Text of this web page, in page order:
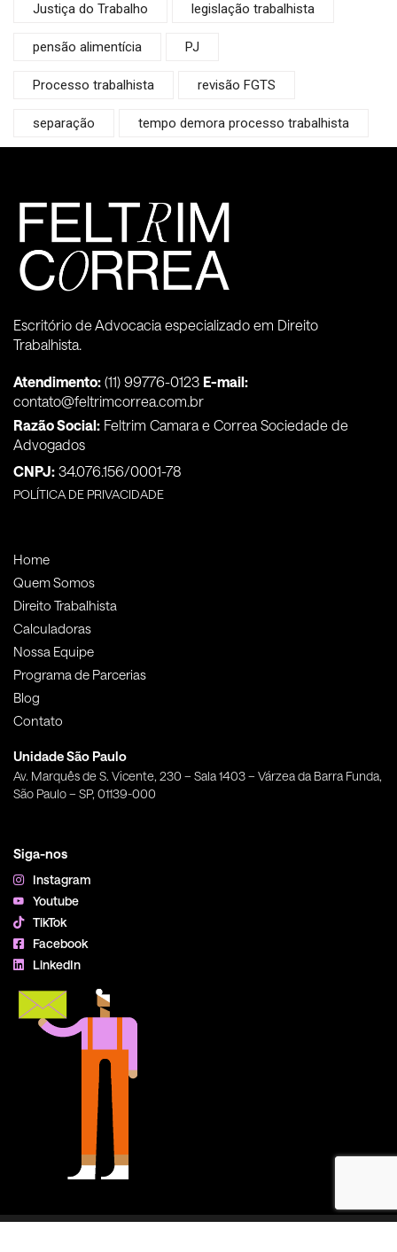
Justiça do Trabalho legislação trabalhista
pensão alimentícia PJ
Processo trabalhista revisão FGTS
separação tempo demora processo trabalhista
Escritório de Advocacia especializado em Direito
Trabalhista.
Atendimento: (11) 99776-0123 E-mail:
contato@feltrimcorrea.com.br
Razão Social: Feltrim Camara e Correa Sociedade de
Advogados
CNPJ: 34.076.156/0001-78
POLÍTICA DE PRIVACIDADE
Home
Quem Somos
Direito Trabalhista
Calculadoras
Nossa Equipe
Programa de Parcerias
Blog
Contato
Unidade São Paulo
Av. Marquês de S. Vicente, 230 – Sala 1403 – Várzea da Barra Funda,
São Paulo – SP, 01139-000
Siga-nos
Instagram
Youtube
TikTok
Facebook
LinkedIn